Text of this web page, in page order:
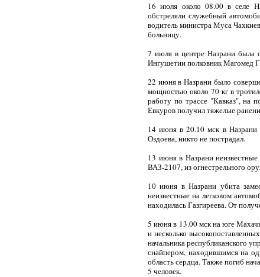
16 июля около 08.00 в селе
обстреляли служебный
водитель министра Муса
больницу.
7 июля в центре Назрани была
Ингушетии полковник Магомед
22 июня в Назрани было
мощностью около 70 кг в
работу по трассе "Кавказ", на
Евкуров получил тяжелые
14 июня в 20.10 мск в Назрани
Оздоева, никто не пострадал.
13 июня в Назрани
ВАЗ-2107, из огнестрельного
10 июня в Назрани убита
неизвестные на легковом
находилась Газгиреева. От
5 июня в 13.00 мск на юге
и несколько
начальника республиканского
снайпером, находившимся на
область сердца. Также погиб
5 человек.